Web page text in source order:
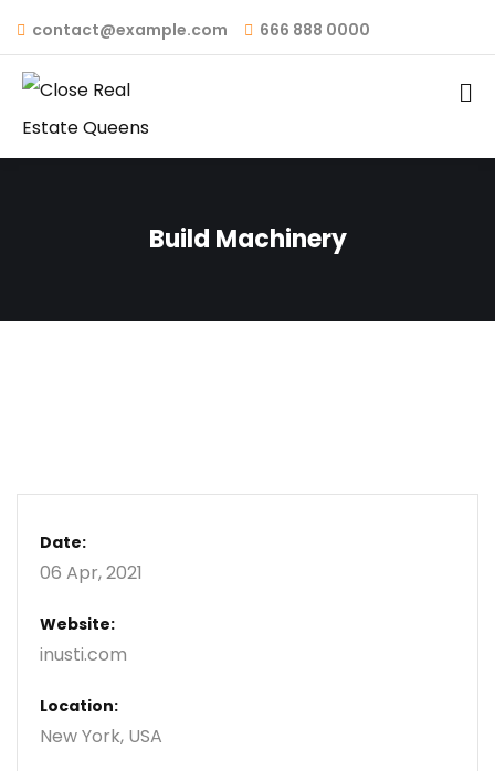
contact@example.com 666 888 0000
Build Machinery
Date:
06 Apr, 2021
Website:
inusti.com
Location:
New York, USA